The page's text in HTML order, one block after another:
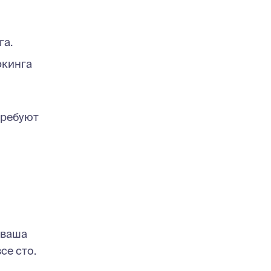
сто.